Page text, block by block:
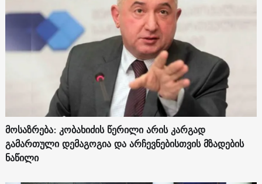
მოსაზრება: კობახიძის წერილი არის კარგად
გამართული დემაგოგია და არჩევნებისთვის მზადების
ნაწილი